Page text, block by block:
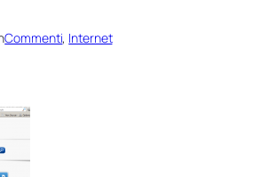
Commenti, Internet